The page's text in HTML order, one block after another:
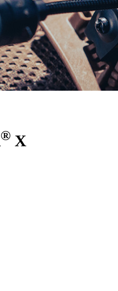
® X